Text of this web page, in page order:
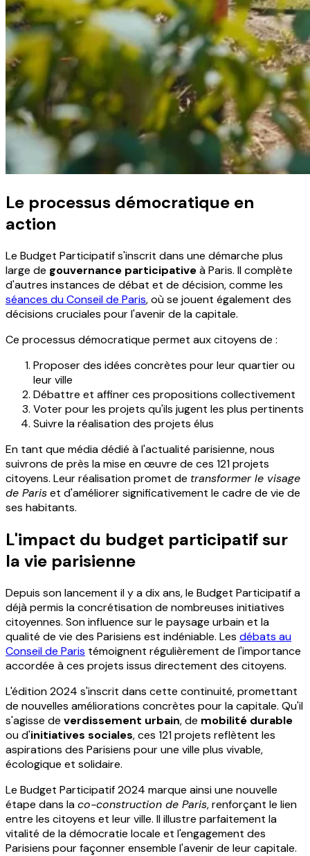
Le processus démocratique en
action
Le Budget Participatif s'inscrit dans une démarche plus
large de gouvernance participativeà Paris. Il complète
d'autres instances de débat et de décision, comme les
séances du Conseil de Paris, où se jouent également des
décisions cruciales pour l'avenir de la capitale.
Ce processus démocratique permet aux citoyens de :
Proposer des idées concrètes pour leur quartier ou
leur ville
Débattre et affiner ces propositions collectivement
Voter pour les projets qu'ils jugent les plus pertinents
Suivre la réalisation des projets élus
En tant que média dédié à l'actualité parisienne, nous
suivrons de près la mise en œuvre de ces 121 projets
citoyens. Leur réalisation promet de transformer le visage
de Pariset d'améliorer significativement le cadre de vie de
ses habitants.
L'impact du budget participatif sur
la vie parisienne
Depuis son lancement il y a dix ans, le Budget Participatif a
déjà permis la concrétisation de nombreuses initiatives
citoyennes. Son influence sur le paysage urbain et la
qualité de vie des Parisiens est indéniable. Les débats au
Conseil de Paris témoignent régulièrement de l'importance
accordée à ces projets issus directement des citoyens.
L'édition 2024 s'inscrit dans cette continuité, promettant
de nouvelles améliorations concrètes pour la capitale. Qu'il
s'agisse de verdissement urbain, de mobilité durable
ou d'initiatives sociales, ces 121 projets reflètent les
aspirations des Parisiens pour une ville plus vivable,
écologique et solidaire.
Le Budget Participatif 2024 marque ainsi une nouvelle
étape dans laco-construction de Paris, renforçant le lien
entre les citoyens et leur ville. Il illustre parfaitement la
vitalité de la démocratie locale et l'engagement des
Parisiens pour façonner ensemble l'avenir de leur capitale.